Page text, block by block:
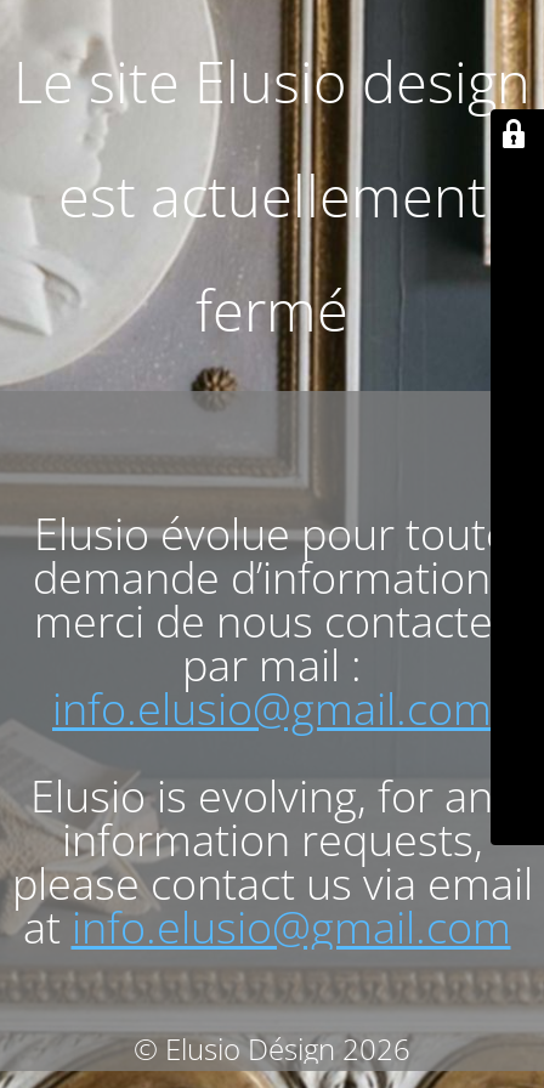
Le site Elusio design
est actuellement
fermé
Elusio évolue pour toute
demande d’informations
merci de nous contacter
par mail :
info.elusio@gmail.com
Elusio is evolving, for any
information requests,
please contact us via email
at info.elusio@gmail.com
© Elusio Désign 2026